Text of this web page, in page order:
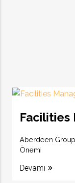
Facilities
Aberdeen
Önemi
Devamı